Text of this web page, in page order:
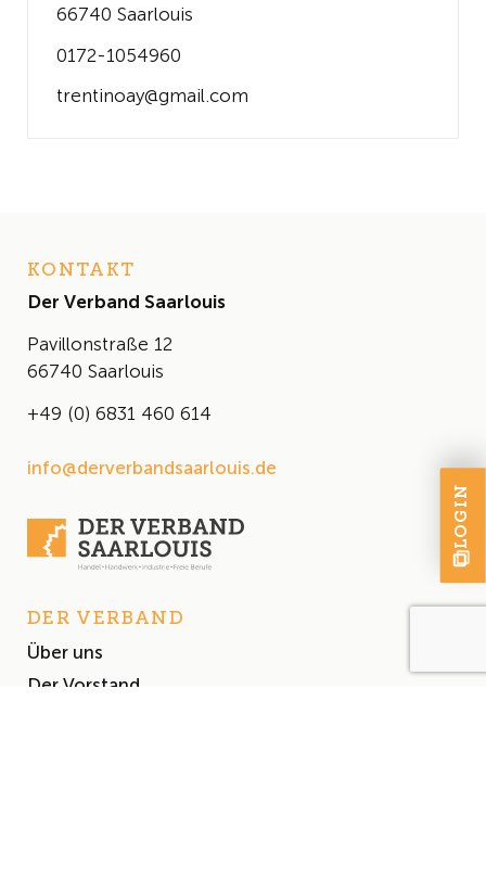
66740 Saarlouis
0172-1054960
trentinoay@gmail.com
KONTAKT
Der Verband Saarlouis
Pavillonstraße 12
66740 Saarlouis
+49 (0) 6831 460 614
info@derverbandsaarlouis.de
DER VERBAND
Über uns
Der Vorstand
LOGIN